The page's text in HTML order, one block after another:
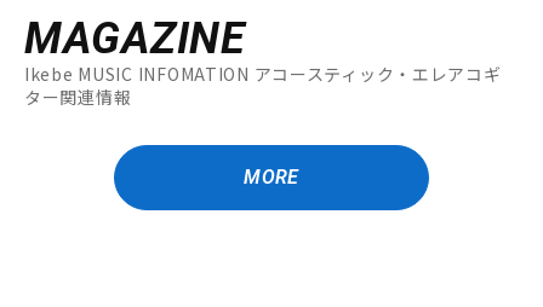
MAGAZINE
Ikebe MUSIC INFOMATION アコースティック・エレアコギ
ター関連情報
MORE